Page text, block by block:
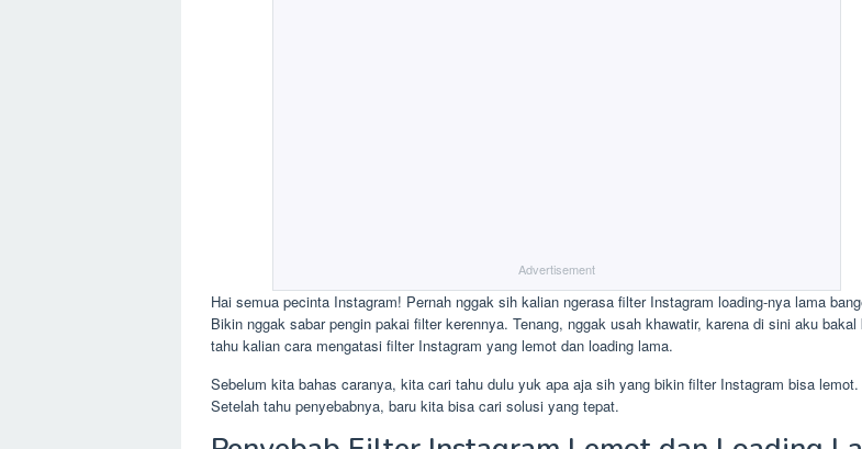
Advertisement
Hai semua pecinta Instagram! Pernah nggak sih kalian ngerasa filter Instagram loading-nya lama
Bikin nggak sabar pengin pakai filter kerennya. Tenang, nggak usah khawatir, karena di sini aku bakal
tahu kalian cara mengatasi filter Instagram yang lemot dan loading lama.
Sebelum kita bahas caranya, kita cari tahu dulu yuk apa aja sih yang bikin filter Instagram bisa lemot.
Setelah tahu penyebabnya, baru kita bisa cari solusi yang tepat.